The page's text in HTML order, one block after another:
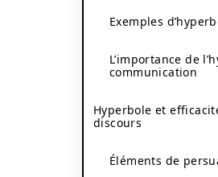
Exemples
L’importance de
communication
Hyperbole et
discours
Éléments de